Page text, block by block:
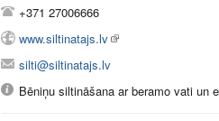
+371 27006666
www.siltinatajs.lv
silti@siltinatajs.lv
Bēniņu siltināšana ar beramo vati un